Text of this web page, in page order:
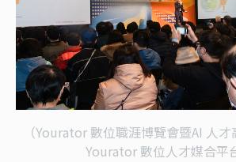
（Yourator 數位職涯博覽會暨AI 人才
Yourator 數位人才媒合平